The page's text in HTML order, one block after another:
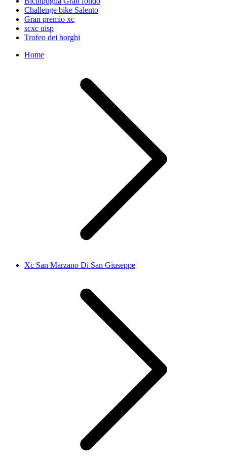
Challenge bike Salento
Gran premio xc
scxc uisp
Trofeo dei borghi
Home
Xc San Marzano Di San Giuseppe